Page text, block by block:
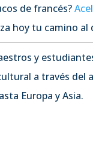
de francés?
hoy tu camino
y
a través del
Europa y Asia.